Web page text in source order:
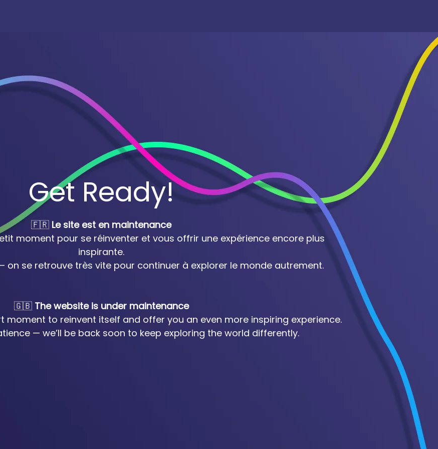
Get Ready!
🇫🇷 Le site est en maintenance
moment pour se réinventer et vous offrir une expérience encore plus
inspirante.
on se retrouve très vite pour continuer à explorer le monde autrement.
🇬🇧The website is under maintenance
moment to reinvent itself and offer you an even more inspiring experience.
— we’ll be back soon to keep exploring the world differently.